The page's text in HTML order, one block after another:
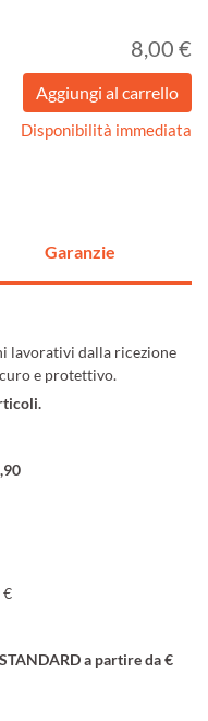
8,00 €
Disponibilità immediata
Garanzie
lavorativi dalla ricezione
e protettivo.
€
a partire da €